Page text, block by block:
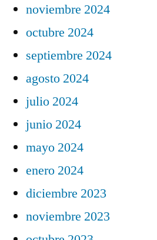
noviembre 2024
octubre 2024
septiembre 2024
agosto 2024
julio 2024
junio 2024
mayo 2024
enero 2024
diciembre 2023
noviembre 2023